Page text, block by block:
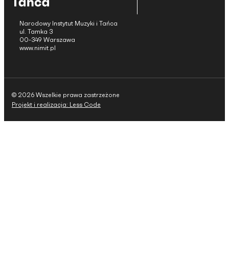
Narodowy Instytut Muzyki i Tańca
ul. Tamka 3
00-349 Warszawa
www.nimit.pl
© 2026 Wszelkie prawa zastrzeżone
Projekt i realizacja: Less Code